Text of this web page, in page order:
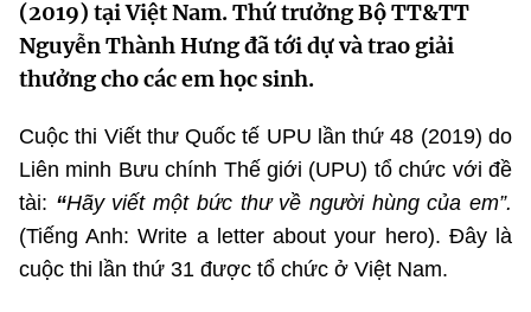
Lịch sử phát triển
Đổi mới sáng tạo
Bưu chính, Viễn thông
Sở hữu trí tuệ
Hệ thống văn bản
Văn bản chỉ đạo điều hành
Lấy ý kiến người dân về dự thảo VBQPPL
THỐNG KÊ
Khoa học và Công nghệ
Đổi mới sáng tạo
Multimedia
THƯ ĐIỆN TỬ
(2019) tại Việt Nam. Thứ trưởng Bộ TT&TT
Nguyễn Thành Hưng đã tới dự và trao giải
thưởng cho các em học sinh.
Cuộc thi Viết thư Quốc tế UPU lần thứ 48 (2019) do
Liên minh Bưu chính Thế giới (UPU) tổ chức với đề
tài: “Hãy viết một bức thư về người hùng của em”.
(Tiếng Anh: Write a letter about your hero). Đây là
cuộc thi lần thứ 31 được tổ chức ở Việt Nam.